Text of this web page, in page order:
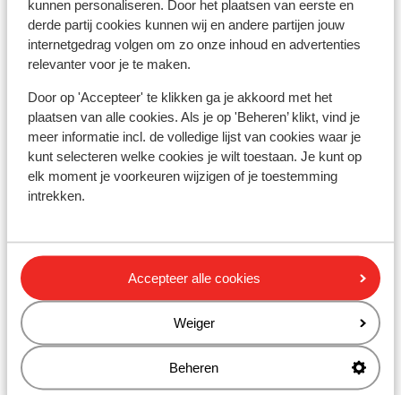
kunnen personaliseren. Door het plaatsen van eerste en
derde partij cookies kunnen wij en andere partijen jouw
internetgedrag volgen om zo onze inhoud en advertenties
relevanter voor je te maken.
Door op 'Accepteer' te klikken ga je akkoord met het
plaatsen van alle cookies. Als je op 'Beheren’ klikt, vind je
meer informatie incl. de volledige lijst van cookies waar je
kunt selecteren welke cookies je wilt toestaan. Je kunt op
elk moment je voorkeuren wijzigen of je toestemming
intrekken.
Accepteer alle cookies
Weiger
Beheren
gevallen ook een milieusticker nodig. Het vignet is niet
langs de weg te krijgen, maar alleen online te bestellen.
De Franse politie adviseert het aanvraagformulier en
de bevestiging uit te printen en mee te nemen als het
vignet niet tijdig per post wordt bezorgd. Het
bestelformulier is via deze website te vinden:
https://www.certificat-air.gouv.fr/en/demande-
ext/cgu
Gevarendriehoek en veiligheidsvest met reflecterende
strepen. De bestuurder dient deze te dragen bij het
verlaten van de auto langs de weg buiten de bebouwde
kom bij pech of ongeval. (Veiligheidsvesten zijn o.a. te
koop bij de ANWB) en wanneer je naar Frankrijk reist,
dan ben je ook verplicht een brandblusser in de auto te
hebben.